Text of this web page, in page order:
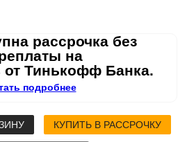
рассрочка без
на
от Тинькофф Банка.
подробнее
КУПИТЬ В РАССРОЧКУ